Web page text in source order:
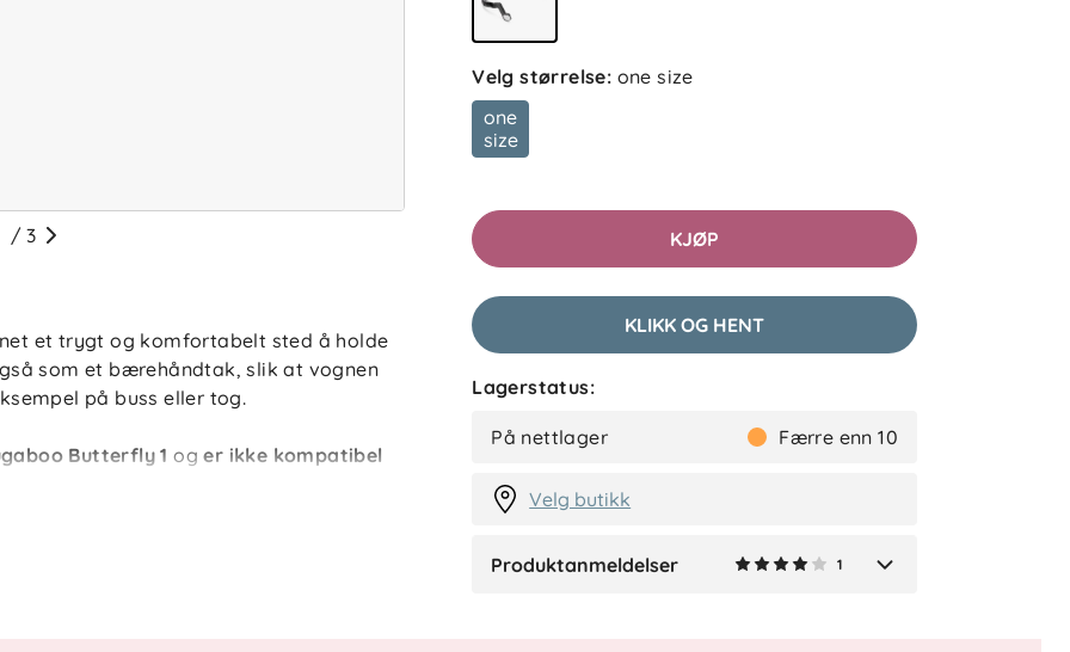
/ 3
et trygt og komfortabelt sted å holde
som et bærehåndtak, slik at vognen
på buss eller tog.
Butterfly 1 oger ikke kompatibel
Velg størrelse: one size
one
size
KJØP
KLIKK OG HENT
Lagerstatus:
På nettlager Færre enn 10
Velg butikk
Produktanmeldelser 1
4.0
basert på 1 anmeldelse
Anmeldelser (1)
K
Stikker litt ut når man slår
sammen vognen.